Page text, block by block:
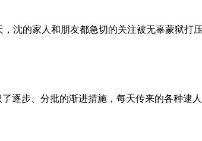
沈的家人和朋友都急切的关注被无辜蒙狱打
逐步、分批的渐进措施，每天传来的各种逮